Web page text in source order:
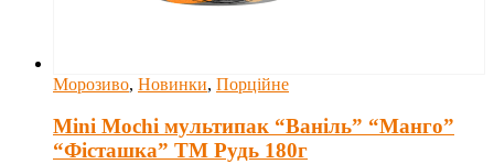
Морозиво, Новинки, Порційне
Mini Mochi мультипак “Ваніль” “Манго”
“Фісташка” ТМ Рудь 180г